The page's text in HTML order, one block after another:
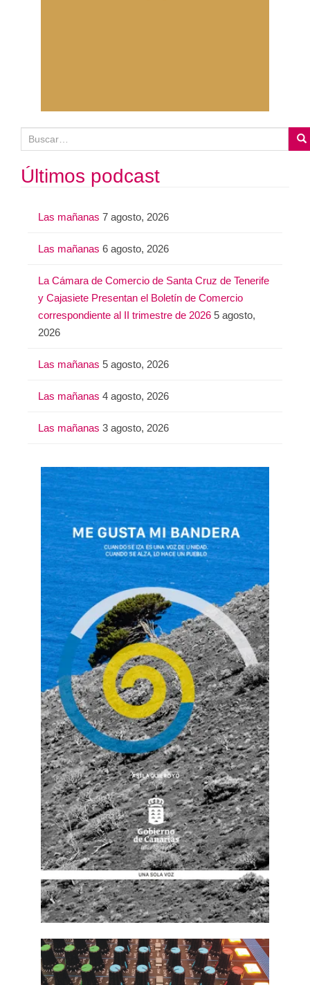
u
sÚltimos podcast
Las mañanas 7 agosto, 2026
Las mañanas 6 agosto, 2026
La Cámara de Comercio de Santa Cruz de Tenerife
y Cajasiete Presentan el Boletín de Comercio
correspondiente al II trimestre de 2026 5 agosto,
2026
Las mañanas 5 agosto, 2026
Las mañanas 4 agosto, 2026
Las mañanas 3 agosto, 2026